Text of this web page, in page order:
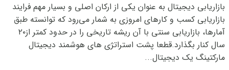
بازاریابی دیجیتال به عنوان یکی از ارکان اصلی و بسیار مهم فرایند
بازاریابی کسب و کارهای امروزی به شمار می‌رود که توانسته طبق
آمارها، بازاریابی سنتی با آن ریشه تاریخی را در حدود کمتر از۲۰
سال کنار بگذارد.قطعا پشت استراتژی های هوشمند دیجیتال
مارکتینگ یک دیجیتال...